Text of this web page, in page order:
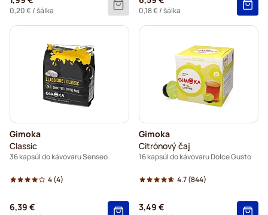
0,20 €/ šálka 0,18 €/ šálka
Gimoka
Classic
36 kapsúl do kávovaru Senseo
4(4)
6,39 €
Gimoka
Citrónový čaj
16 kapsúl do kávovaru Dolce Gusto
4.7(844)
3,49 €